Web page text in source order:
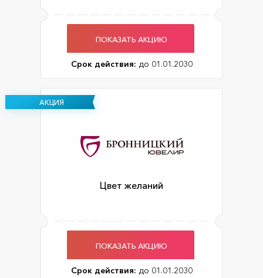
ПОКАЗАТЬ АКЦИЮ
Срок действия: до 01.01.2030
АКЦИЯ
Цвет желаний
ПОКАЗАТЬ АКЦИЮ
Срок действия: до 01.01.2030